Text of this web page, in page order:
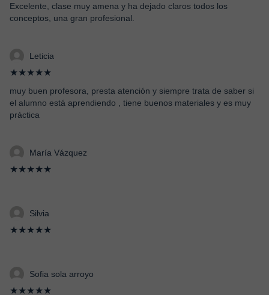
Excelente, clase muy amena y ha dejado claros todos los
conceptos, una gran profesional.
Leticia
★★★★★
muy buen profesora, presta atención y siempre trata de saber si
el alumno está aprendiendo , tiene buenos materiales y es muy
práctica
María Vázquez
★★★★★
Silvia
★★★★★
Sofia sola arroyo
★★★★★